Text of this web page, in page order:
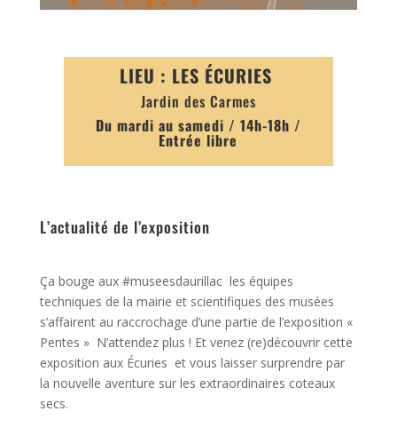
LIEU : LES ÉCURIES
Jardin des Carmes
Du mardi au samedi / 14h-18h /
Entrée libre
L’actualité de l’exposition
Ça bouge aux #museesdaurillac les équipes
techniques de la mairie et scientifiques des musées
s’affairent au raccrochage d’une partie de l’exposition «
Pentes » N’attendez plus ! Et venez (re)découvrir cette
exposition aux Écuries et vous laisser surprendre par
la nouvelle aventure sur les extraordinaires coteaux
secs.